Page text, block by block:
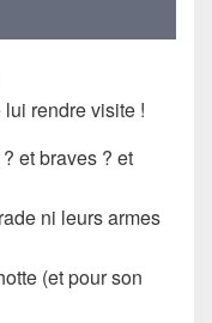
rendre visite !
et braves ? et
ni leurs armes
(et pour son